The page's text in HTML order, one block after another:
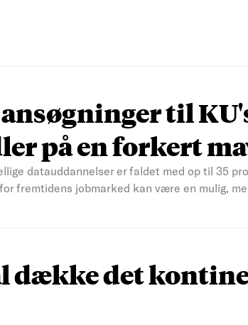
til
på en forkert
datauddannelser er faldet med op til 35
fremtidens jobmarked kan være en mulig,
dække det